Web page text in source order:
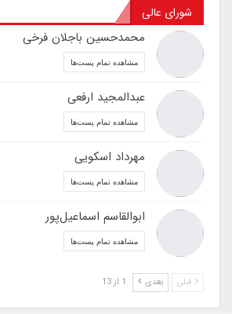
شورای عالی
محمدحسین باجلان فرخی
مشاهده تمام پست‌ها
عبدالمجید ارفعی
مشاهده تمام پست‌ها
مهرداد اسکویی
مشاهده تمام پست‌ها
ابوالقاسم اسماعیل‌پور
مشاهده تمام پست‌ها
قبلی بعدی